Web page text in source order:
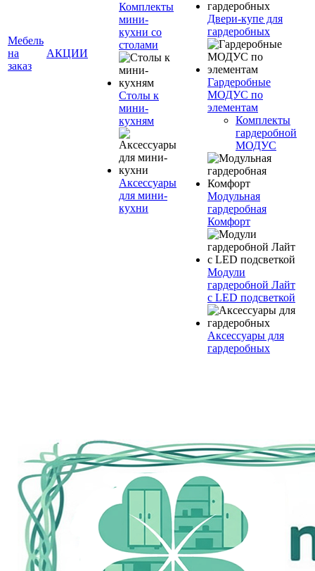
Мебель
на
заказ
АКЦИИ
Комплекты
мини-
кухни со
столами
Столы к
мини-
кухням
Аксессуары
для мини-
кухни
Двери-купе для
гардеробных
Гардеробные
МОДУС по
элементам
Комплекты
гардеробной
МОДУС
Модульная
гардеробная
Комфорт
Модули
гардеробной Лайт
с LED подсветкой
Аксессуары для
гардеробных